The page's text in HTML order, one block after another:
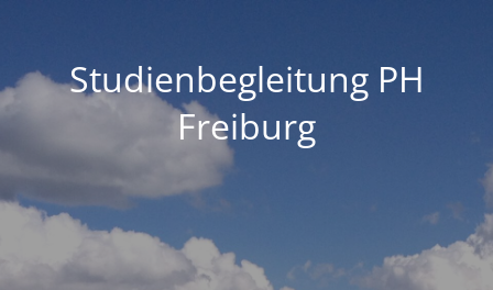
Studienbegleitung PH
Freiburg